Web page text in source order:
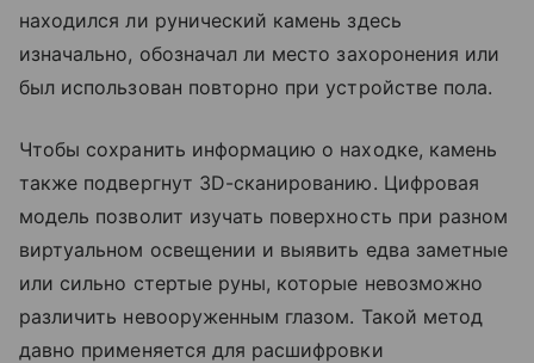
находился ли рунический камень здесь
изначально, обозначал ли место захоронения или
был использован повторно при устройстве пола.
Чтобы сохранить информацию о находке, камень
также подвергнут 3D-сканированию. Цифровая
модель позволит изучать поверхность при разном
виртуальном освещении и выявить едва заметные
или сильно стертые руны, которые невозможно
различить невооруженным глазом. Такой метод
давно применяется для расшифровки